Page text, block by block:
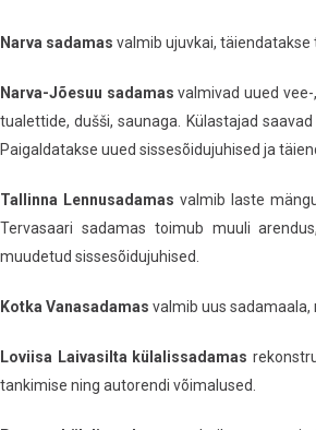
Narva sadamas valmib ujuvkai,
Narva-Jõesuu sadamas valmivad uued
tualettide, dušši, saunaga. Külastajad
Paigaldatakse uued sissesõidujuhised ja
Tallinna Lennusadamas valmib laste
Tervasaari sadamas toimub muuli
muudetud sissesõidujuhised.
Kotka Vanasadamas valmib uus
Loviisa Laivasilta külalissadamas
tankimise ning autorendi võimalused.